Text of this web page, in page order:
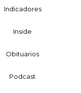
Indicadores
Inside
Obituarios
Podcast